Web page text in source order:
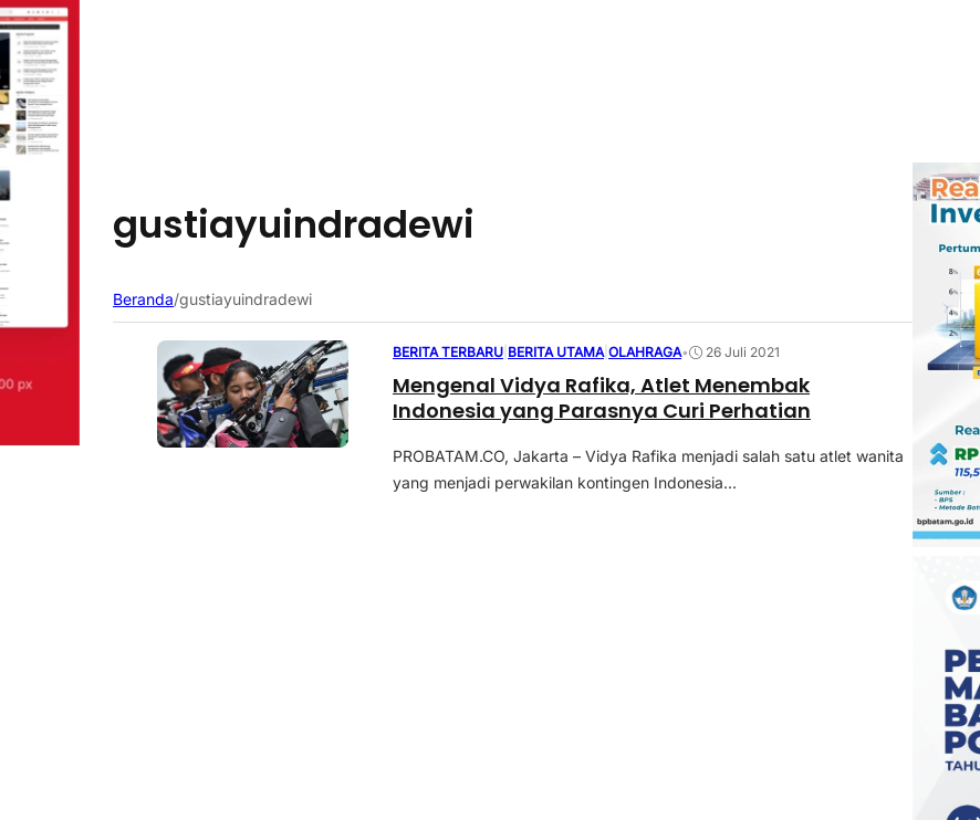
gustiayuindradewi
Beranda/gustiayuindradewi
BERITA TERBARU BERITA UTAMA |OLAHRAGA• 26 Juli 2021
Mengenal Vidya Rafika, Atlet Menembak
Indonesia yang Parasnya Curi Perhatian
PROBATAM.CO, Jakarta – Vidya Rafika menjadi salah satu atlet wanita
yang menjadi perwakilan kontingen Indonesia...